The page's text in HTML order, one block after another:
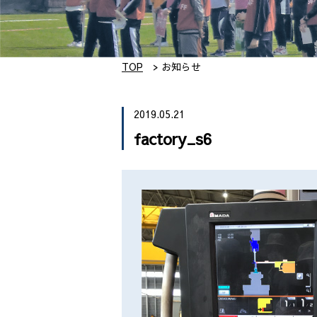
TOP お知らせ
2019.05.21
factory_s6